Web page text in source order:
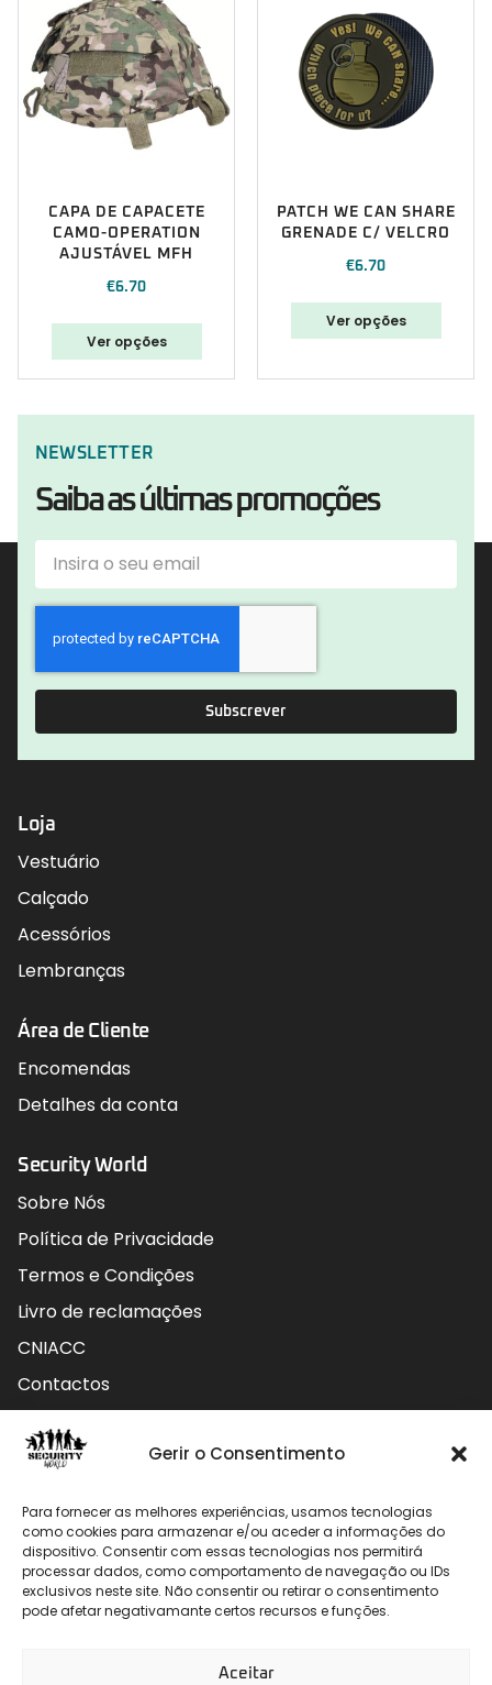
Gerir o Consentimento
Para fornecer as melhores experiências, usamos tecnologias
como cookies para armazenar e/ou aceder a informações do
dispositivo. Consentir com essas tecnologias nos permitirá
processar dados, como comportamento de navegação ou IDs
exclusivos neste site. Não consentir ou retirar o consentimento
pode afetar negativamante certos recursos e funções.
Aceitar
CAPA DE CAPACETE
CAMO-OPERATION
AJUSTÁVEL MFH
€6.70
Ver opções
PATCH WE CAN SHARE
GRENADE C/ VELCRO
€6.70
Ver opções
NEWSLETTER
Saiba as últimas promoções
Subscrever
Loja
Vestuário
Calçado
Acessórios
Lembranças
Área de Cliente
Encomendas
Detalhes da conta
Security World
Sobre Nós
Política de Privacidade
Termos e Condições
Livro de reclamações
CNIACC
Contactos
Contactos
912 009 740 (Chamada para rede móvel nacional)
geral@securityworld.pt